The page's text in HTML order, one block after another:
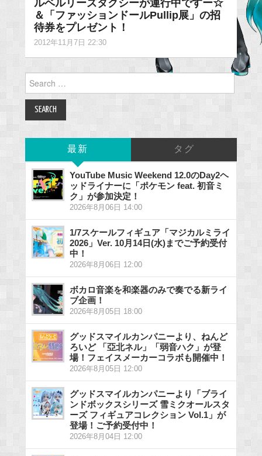
ルベルリーズタクシーが運行中ですー☆
＆「ファッションドールPullip展」の招
待券をプレゼント！
2012年11月7日 22:30
Search
for:
最新 タグ
YouTube Music Weekend 12.0のDay2ヘ
ッドライナーに「ポケモン feat. 初音ミ
ク」が参加決定！
2026年8月06日 14:00
1/7スケールフィギュア「マジカルミライ
2026」Ver. 10月14日(水)までご予約受付
中！
2026年8月06日 12:00
ボカロ音楽を和楽器のみで奏でる新ライ
ブ企画！
2026年8月05日 18:00
グッドスマイルカンパニーより、ねんど
ろいど 「亞北ネル」「弱音ハク」が登
場！フェイスメーカーコラボも開催中！
2026年8月05日 12:00
グッドスマイルカンパニーより「ブライ
ンドボックスシリーズ 雪ミクオールスタ
ーズ フィギュアコレクション Vol.1」が
登場！ご予約受付中！
2026年8月04日 12:00